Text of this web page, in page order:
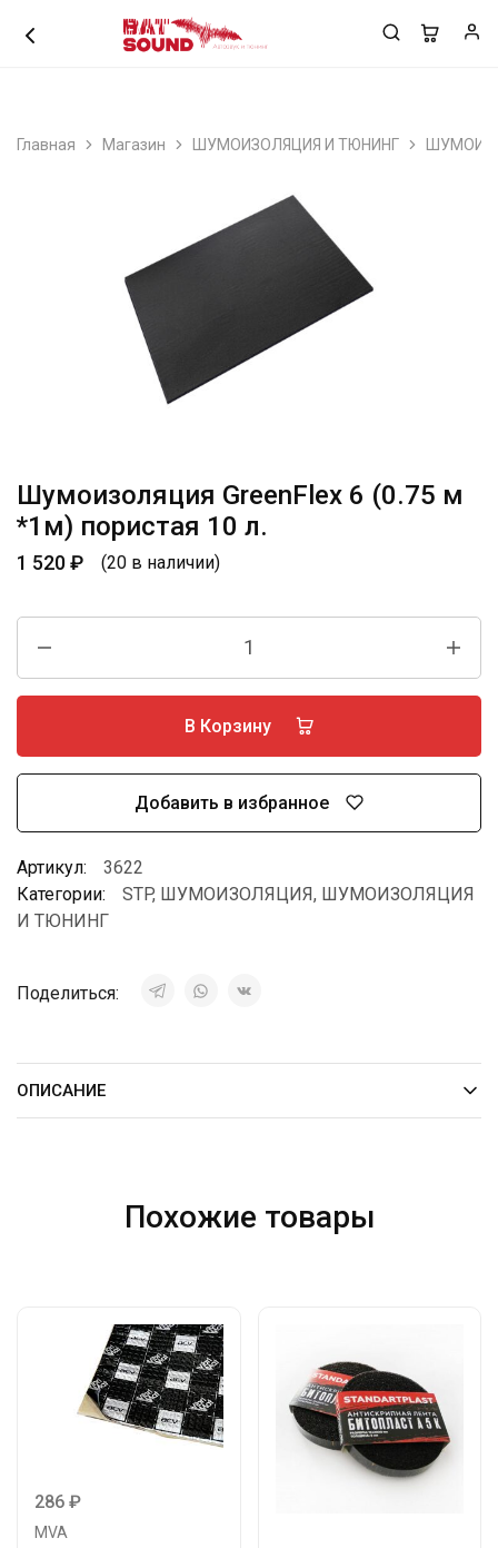
+7 (978) 7978 250
Главная Магазин ШУМОИЗОЛЯЦИЯ И ТЮНИНГ
Шумоизоляция GreenFlex 6 (0.75 м
*1м) пористая 10 л.
1 520₽ (20 в наличии)
В Корзину
Добавить в избранное
Артикул:
3622
Категории:
STP, ШУМОИЗОЛЯЦИЯ, ШУМОИЗОЛЯЦИЯ
И ТЮНИНГ
Поделиться:
ОПИСАНИЕ
Похожие товары
286 ₽
MVA